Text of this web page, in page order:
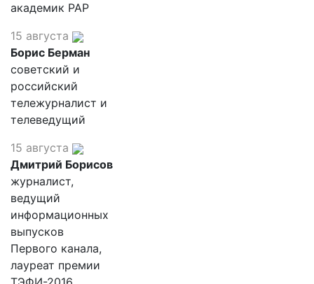
академик РАР
15 августа
Борис Берман
советский и
российский
тележурналист и
телеведущий
15 августа
Дмитрий Борисов
журналист,
ведущий
информационных
выпусков
Первого канала,
лауреат премии